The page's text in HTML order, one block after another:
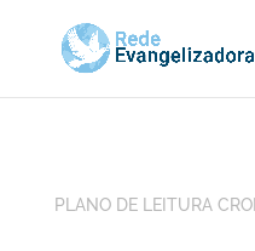
PLANO DE LEITURA